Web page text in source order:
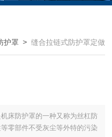
护罩 > 缝合拉链式防护罩定做
床防护罩的一种又称为丝杠防
零部件不受灰尘等外特的污染